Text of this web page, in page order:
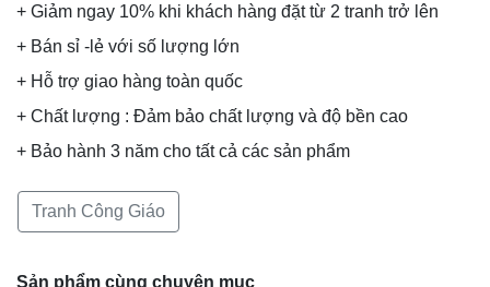
+ Giảm ngay 10% khi khách hàng đặt từ 2 tranh trở lên
+ Bán sỉ -lẻ với số lượng lớn
+ Hỗ trợ giao hàng toàn quốc
+ Chất lượng : Đảm bảo chất lượng và độ bền cao
+ Bảo hành 3 năm cho tất cả các sản phẩm
Tranh Công Giáo
Sản phẩm cùng chuyên mục